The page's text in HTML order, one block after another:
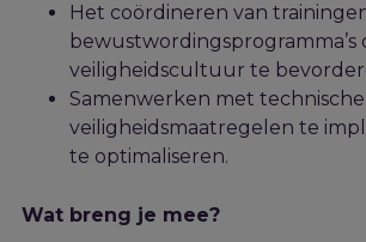
Het coördineren van
bewustwordingsprogramma’s
veiligheidscultuur te
Samenwerken met
veiligheidsmaatregelen te
te optimaliseren.
Wat breng je mee?